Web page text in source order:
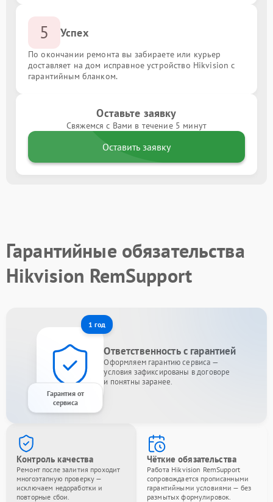
5 Успех
По окончании ремонта вы забираете или курьер
доставляет на дом исправное устройство Hikvision с
гарантийным бланком.
Оставьте заявку
Свяжемся с Вами в течение 5 минут
Оставить заявку
Гарантийные обязательства
Hikvision RemSupport
1 год
Гарантия от
сервиса
Ответственность с гарантией
Оформляем гарантию сервиса —
условия зафиксированы в договоре
и понятны заранее.
Контроль качества
Ремонт после залития проходит
многоэтапную проверку —
исключаем недоработки и
повторные сбои.
Чёткие обязательства
Работа Hikvision RemSupport
сопровождается прописанными
гарантийными условиями — без
размытых формулировок.